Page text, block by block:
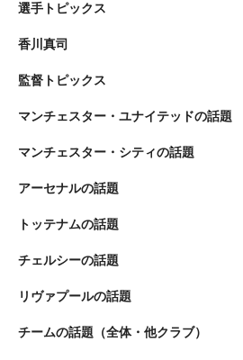
選手トピックス
香川真司
監督トピックス
マンチェスター・ユナイテッドの話題
マンチェスター・シティの話題
アーセナルの話題
トッテナムの話題
チェルシーの話題
リヴァプールの話題
チームの話題（全体・他クラブ）